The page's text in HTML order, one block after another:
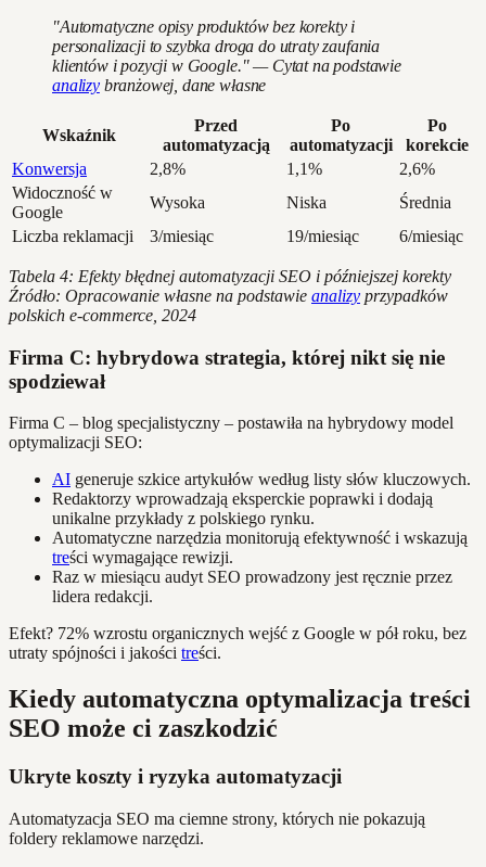
"Automatyczne opisy produktów bez korekty i
personalizacji to szybka droga do utraty zaufania
klientów i pozycji w Google." — Cytat na podstawie
analizybranżowej, dane własne
Wskaźnik
Przed
automatyzacją
Po
automatyzacji
Po
korekcie
Konwersja
2,8% 1,1%
2,6%
Widoczność w
Google
Wysoka Niska
Średnia
Liczba reklamacji
3/miesiąc 19/miesiąc 6/miesiąc
Tabela 4: Efekty błędnej automatyzacji SEO i późniejszej korekty
Źródło: Opracowanie własne na podstawie analizy przypadków
polskich e-commerce, 2024
Firma C: hybrydowa strategia, której nikt się nie
spodziewał
Firma C – blog specjalistyczny – postawiła na hybrydowy model
optymalizacji SEO:
AI generuje szkice artykułów według listy słów kluczowych.
Redaktorzy wprowadzają eksperckie poprawki i dodają
unikalne przykłady z polskiego rynku.
Automatyczne narzędzia monitorują efektywność i wskazują
treści wymagające rewizji.
Raz w miesiącu audyt SEO prowadzony jest ręcznie przez
lidera redakcji.
Efekt? 72% wzrostu organicznych wejść z Google w pół roku, bez
utraty spójności i jakości treści.
Kiedy automatyczna optymalizacja treści
SEO może ci zaszkodzić
Ukryte koszty i ryzyka automatyzacji
Automatyzacja SEO ma ciemne strony, których nie pokazują
foldery reklamowe narzędzi.